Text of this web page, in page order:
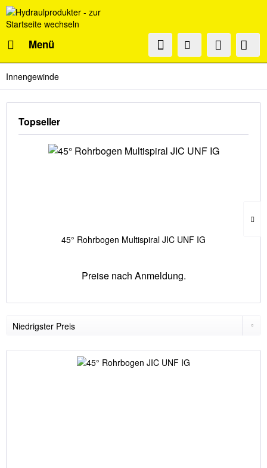
Menü
Innengewinde
Topseller
45° Rohrbogen Multispiral JIC UNF IG
Preise nach Anmeldung.